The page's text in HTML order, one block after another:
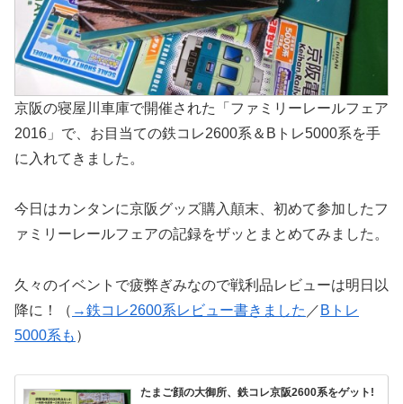
京阪の寝屋川車庫で開催された「ファミリーレールフェア
2016」で、お目当ての鉄コレ2600系＆Bトレ5000系を手
に入れてきました。
今日はカンタンに京阪グッズ購入顛末、初めて参加したフ
ァミリーレールフェアの記録をザッとまとめてみました。
久々のイベントで疲弊ぎみなので戦利品レビューは明日以
降に！（ →鉄コレ2600系レビュー書きました ／ Bトレ
5000系も ）
たまご顔の大御所、鉄コレ京阪2600系をゲット!